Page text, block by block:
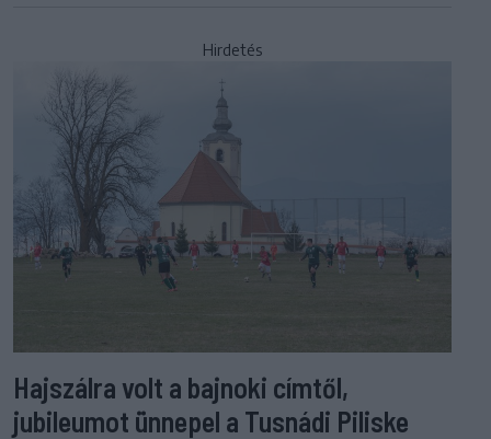
Hirdetés
Hajszálra volt a bajnoki címtől,
jubileumot ünnepel a Tusnádi Piliske